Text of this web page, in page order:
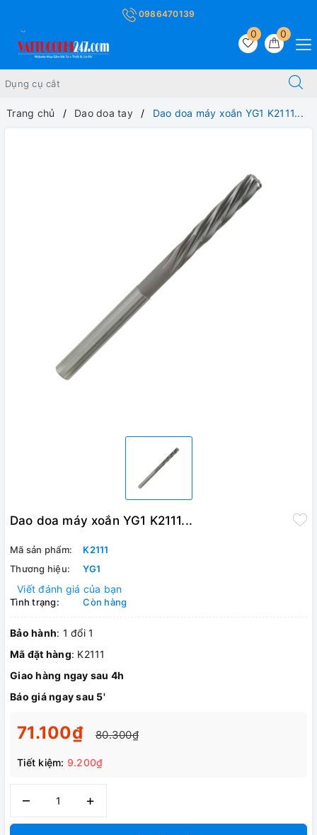
0986470139
0
0
Trang chủ Dao doa tay Dao doa máy xoắn YG1 K2111...
Dao doa máy xoắn YG1 K2111...
Mã sản phẩm:
K2111
Thương hiệu:
YG1
Viết đánh giá của bạn
Tình trạng: Còn hàng
Bảo hành: 1 đổi 1
Mã đặt hàng: K2111
Giao hàng ngay sau 4h
Báo giá ngay sau 5'
71.100₫ 80.300₫
Tiết kiệm: 9.200₫
– +